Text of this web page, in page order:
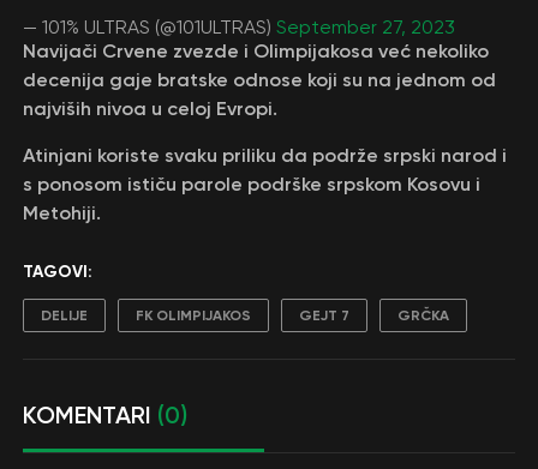
— 101% ULTRAS (@101ULTRAS) September 27, 2023
Navijači Crvene zvezde i Olimpijakosa već nekoliko
decenija gaje bratske odnose koji su na jednom od
najviših nivoa u celoj Evropi.
Atinjani koriste svaku priliku da podrže srpski narod i
s ponosom ističu parole podrške srpskom Kosovu i
Metohiji.
TAGOVI:
DELIJE FK OLIMPIJAKOS GEJT 7 GRČKA
KOMENTARI (0)